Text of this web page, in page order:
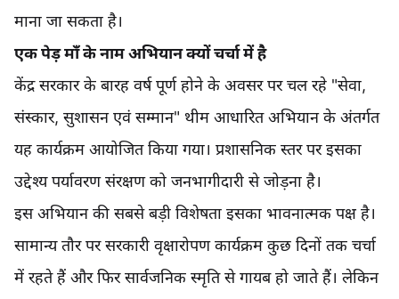
माना जा सकता है।
एक पेड़ माँ के नाम अभियान क्यों चर्चा में है
केंद्र सरकार के बारह वर्ष पूर्ण होने के अवसर पर चल रहे "सेवा,
संस्कार, सुशासन एवं सम्मान" थीम आधारित अभियान के अंतर्गत
यह कार्यक्रम आयोजित किया गया। प्रशासनिक स्तर पर इसका
उद्देश्य पर्यावरण संरक्षण को जनभागीदारी से जोड़ना है।
इस अभियान की सबसे बड़ी विशेषता इसका भावनात्मक पक्ष है।
सामान्य तौर पर सरकारी वृक्षारोपण कार्यक्रम कुछ दिनों तक चर्चा
में रहते हैं और फिर सार्वजनिक स्मृति से गायब हो जाते हैं। लेकिन